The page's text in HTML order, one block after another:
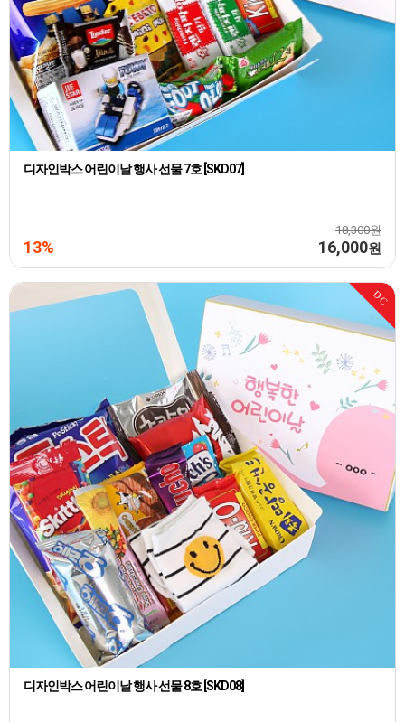
디자인박스 어린이날 행사 선물 7호 [SKD07]
18,300원
13% 16,000원
DC
디자인박스 어린이날 행사 선물 8호 [SKD08]